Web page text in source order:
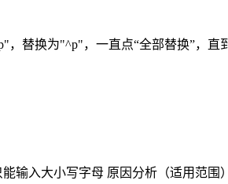
，替换为"^p"，一直点“全部替换”，
输入大小写字母 原因分析（适用范